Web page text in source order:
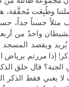
وطُبِعَت مُحقَّقة،
مثلاً حسناً جداً،
واحدٌ من
ويقصد
إذا مررتم برياض
الجنة؟ قال حلق
يعني فقط الذكر